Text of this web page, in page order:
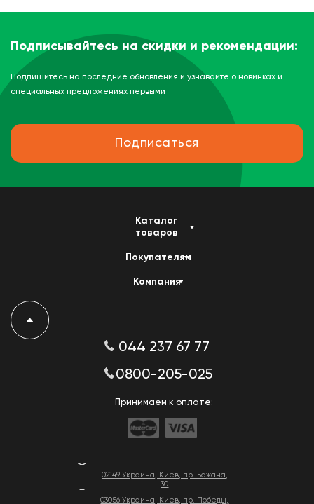
Подписывайтесь на скидки и рекомендации:
Подпишитесь на последние обновления и узнавайте о новинках и
специальных предложениях первыми
Подписаться
02149 Украина, Киев, пр. Бажана,
30
03056 Украина, Киев, пр. Победы,
Каталог
товаров
Покупателям
Компания
044 237 67 77
0800-205-025
Принимаем к оплате: